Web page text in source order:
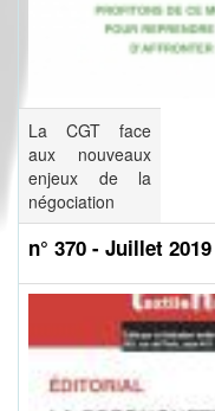
La CGT face
aux nouveaux
enjeux de la
négociation
n° 370 - Juillet 2019